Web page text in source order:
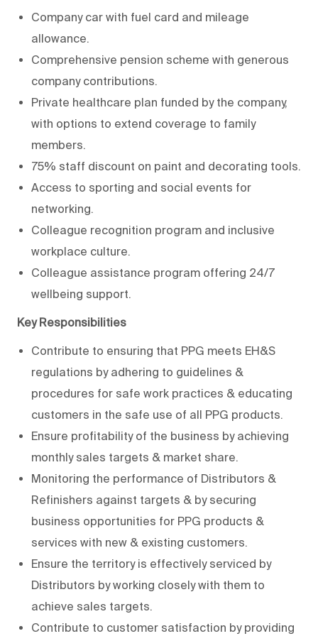
Company car with fuel card and mileage
allowance.
Comprehensive pension scheme with generous
company contributions.
Private healthcare plan funded by the company,
with options to extend coverage to family
members.
75% staff discount on paint and decorating tools.
Access to sporting and social events for
networking.
Colleague recognition program and inclusive
workplace culture.
Colleague assistance program offering 24/7
wellbeing support.
Key Responsibilities
Contribute to ensuring that PPG meets EH&S
regulations by adhering to guidelines &
procedures for safe work practices & educating
customers in the safe use of all PPG products.
Ensure profitability of the business by achieving
monthly sales targets & market share.
Monitoring the performance of Distributors &
Refinishers against targets & by securing
business opportunities for PPG products &
services with new & existing customers.
Ensure the territory is effectively serviced by
Distributors by working closely with them to
achieve sales targets.
Contribute to customer satisfaction by providing